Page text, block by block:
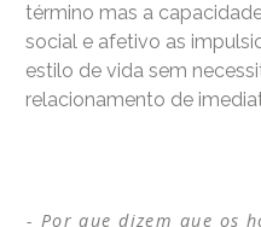
término mas a
social e afetivo as
estilo de vida sem
relacionamento de
Por que dizem que os